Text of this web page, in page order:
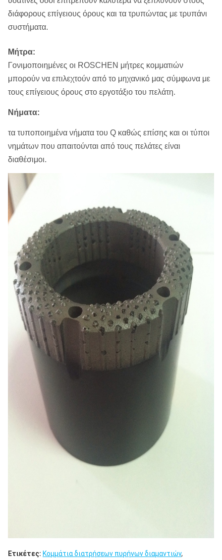
διάφορους επίγειους όρους και τα τρυπώντας με τρυπάνι
συστήματα.
Μήτρα:
Γονιμοποιημένες οι ROSCHEN μήτρες κομματιών
μπορούν να επιλεχτούν από το μηχανικό μας σύμφωνα με
τους επίγειους όρους στο εργοτάξιο του πελάτη.
Νήματα:
τα τυποποιημένα νήματα του Q καθώς επίσης και οι τύποι
νημάτων που απαιτούνται από τους πελάτες είναι
διαθέσιμοι.
Ετικέτες: Κομμάτια διατρήσεων πυρήνων διαμαντιών,